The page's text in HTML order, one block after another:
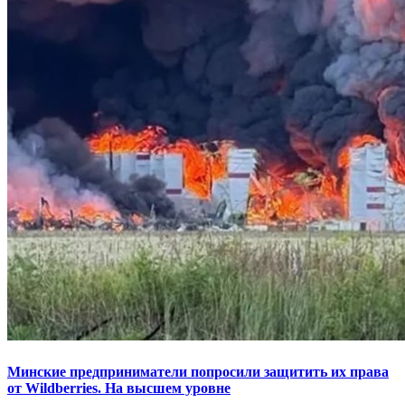
Минские предприниматели попросили защитить их права
от Wildberries. На высшем уровне